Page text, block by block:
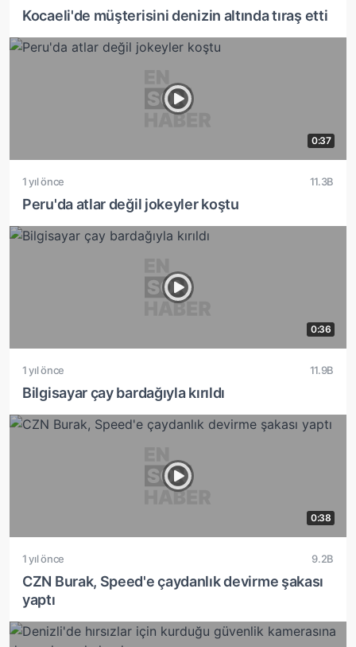
Kocaeli'de müşterisini denizin altında tıraş etti
0:37
1 yıl önce 11.3B
Peru'da atlar değil jokeyler koştu
0:36
1 yıl önce 11.9B
Bilgisayar çay bardağıyla kırıldı
0:38
1 yıl önce 9.2B
CZN Burak, Speed'e çaydanlık devirme şakası
yaptı